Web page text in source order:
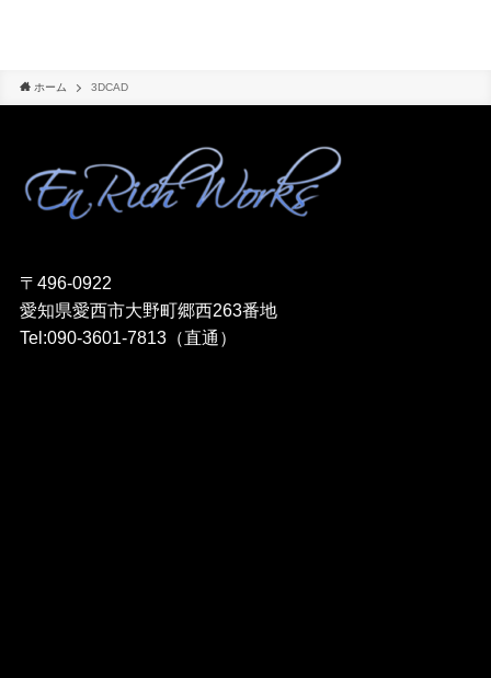
ホーム 3DCAD
〒496-0922
愛知県愛西市大野町郷西263番地
Tel:090-3601-7813（直通）